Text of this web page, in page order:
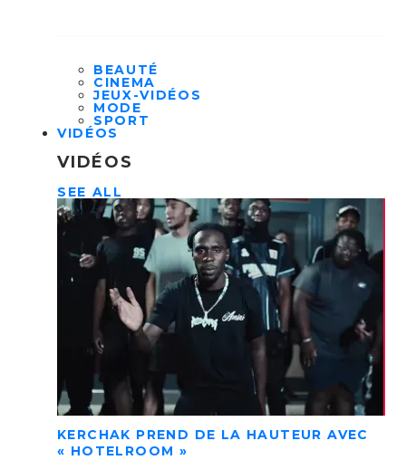
BEAUTÉ
CINEMA
JEUX-VIDÉOS
MODE
SPORT
VIDÉOS
VIDÉOS
SEE ALL
KERCHAK PREND DE LA HAUTEUR AVEC
« HOTELROOM »